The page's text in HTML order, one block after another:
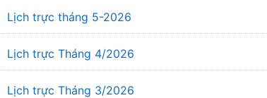
Lịch trực tháng 5-2026
Lịch trực Tháng 4/2026
Lịch trực Tháng 3/2026